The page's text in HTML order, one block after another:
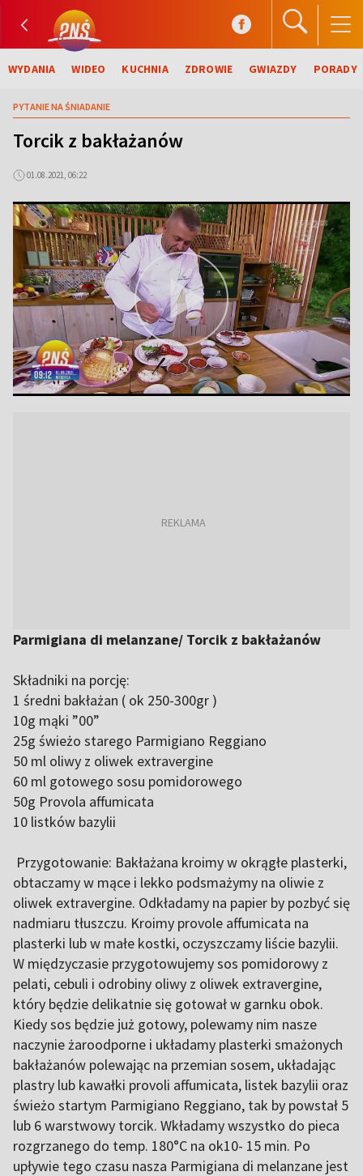
WYDANIA WIDEO KUCHNIA ZDROWIE GWIAZDY PORADY
PYTANIE NA ŚNIADANIE
Torcik z bakłażanów
01.08.2021, 06:22
Parmigiana di melanzane/ Torcik z bakłażanów
Składniki na porcję:
1 średni bakłażan ( ok 250-300gr )
10g mąki ”00”
25g świeżo starego Parmigiano Reggiano
50 ml oliwy z oliwek extravergine
60 ml gotowego sosu pomidorowego
50g Provola affumicata
10 listków bazylii
Przygotowanie: Bakłażana kroimy w okrągłe plasterki,
obtaczamy w mące i lekko podsmażymy na oliwie z
oliwek extravergine. Odkładamy na papier by pozbyć się
nadmiaru tłuszczu. Kroimy provole affumicata na
plasterki lub w małe kostki, oczyszczamy liście bazylii.
W międzyczasie przygotowujemy sos pomidorowy z
pelati, cebuli i odrobiny oliwy z oliwek extravergine,
który będzie delikatnie się gotował w garnku obok.
Kiedy sos będzie już gotowy, polewamy nim nasze
naczynie żaroodporne i układamy plasterki smażonych
bakłażanów polewając na przemian sosem, układając
plastry lub kawałki provoli affumicata, listek bazylii oraz
świeżo startym Parmigiano Reggiano, tak by powstał 5
lub 6 warstwowy torcik. Wkładamy wszystko do pieca
rozgrzanego do temp. 180°C na ok10- 15 min. Po
upływie tego czasu nasza Parmigiana di melanzane jest